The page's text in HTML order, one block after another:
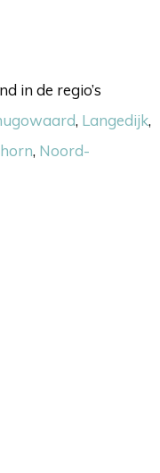
in de regio’s
, Langedijk,
, Noord-